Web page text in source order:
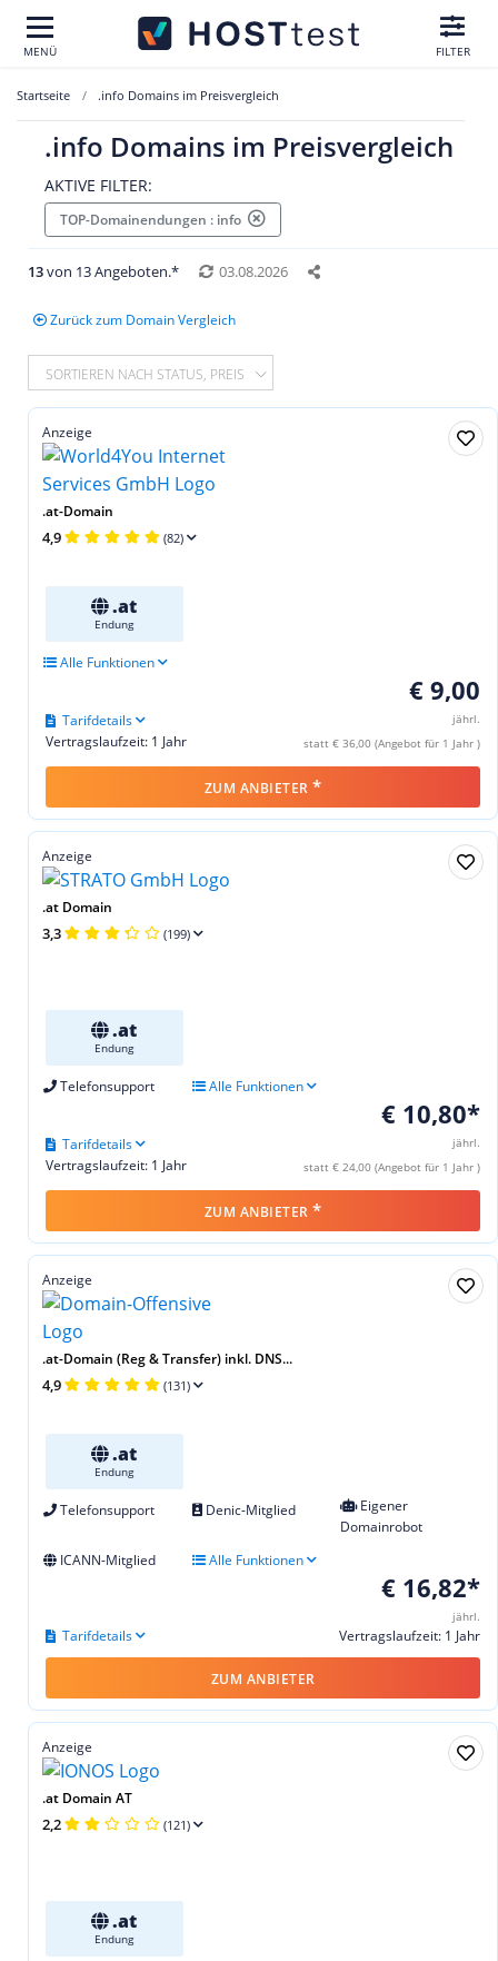
MENÜ FILTER
Startseite .info Domains im Preisvergleich
.info Domains im Preisvergleich
AKTIVE FILTER:
TOP-Domainendungen : info
13von 13 Angeboten.* 03.08.2026
Zurück zum Domain Vergleich
SORTIEREN NACH STATUS, PREIS
Anzeige
.at-Domain
4,9 (82)
.at
Endung
Alle Funktionen
€ 9,00
jährl.
statt € 36,00 (Angebot für 1 Jahr )
Vertragslaufzeit: 1 Jahr
Tarifdetails
ZUM ANBIETER *
Anzeige
.at Domain
3,3 (199)
.at
Endung
Telefonsupport Alle Funktionen
€ 10,80*
jährl.
statt € 24,00 (Angebot für 1 Jahr )
Vertragslaufzeit: 1 Jahr
Tarifdetails
ZUM ANBIETER *
Anzeige
.at-Domain (Reg & Transfer) inkl. DNS...
4,9 (131)
.at
Endung
Telefonsupport Denic-Mitglied
Eigener
Domainrobot
ICANN-Mitglied
Alle Funktionen
€ 16,82*
jährl.
Vertragslaufzeit: 1 Jahr
Tarifdetails
ZUM ANBIETER
Anzeige
.at Domain AT
2,2 (121)
.at
Endung